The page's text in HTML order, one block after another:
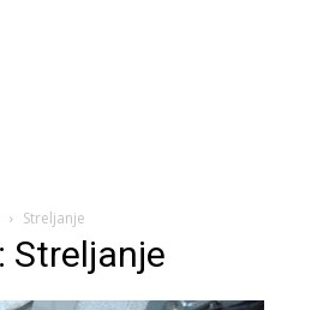
Streljanje
Streljanje